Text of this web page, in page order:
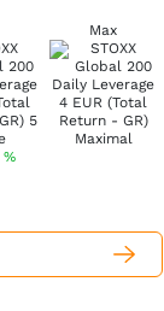
%
Max